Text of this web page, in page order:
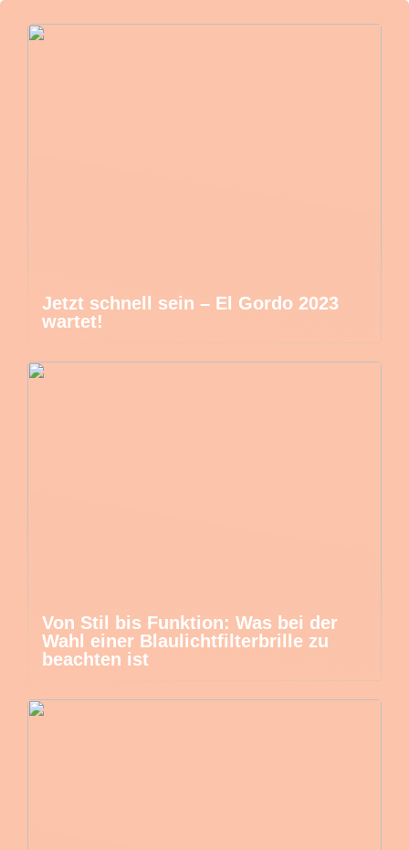
Jetzt schnell sein – El Gordo 2023
wartet!
Von Stil bis Funktion: Was bei der
Wahl einer Blaulichtfilterbrille zu
beachten ist